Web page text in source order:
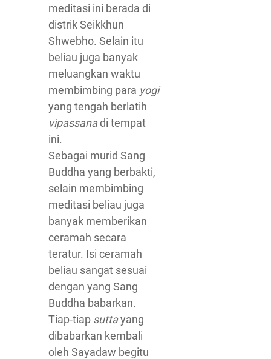
meditasi ini berada di
distrik Seikkhun
Shwebho. Selain itu
beliau juga banyak
meluangkan waktu
membimbing para yogi
yang tengah berlatih
vipassanadi tempat
ini.
Sebagai murid Sang
Buddha yang berbakti,
selain membimbing
meditasi beliau juga
banyak memberikan
ceramah secara
teratur. Isi ceramah
beliau sangat sesuai
dengan yang Sang
Buddha babarkan.
Tiap-tiap suttayang
dibabarkan kembali
oleh Sayadaw begitu